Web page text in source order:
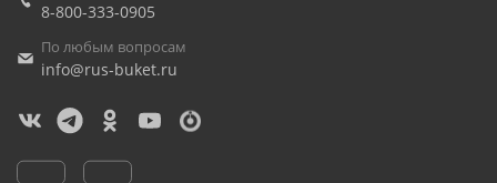
8-800-333-0905
По любым вопросам
info@rus-buket.ru